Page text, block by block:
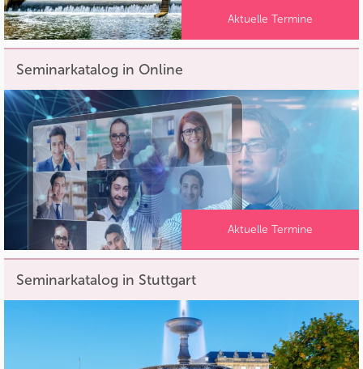
Aktuelle Termine
Seminarkatalog in Online
Aktuelle Termine
Seminarkatalog in Stuttgart